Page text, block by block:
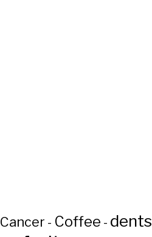
Cancer - Coffee - dents